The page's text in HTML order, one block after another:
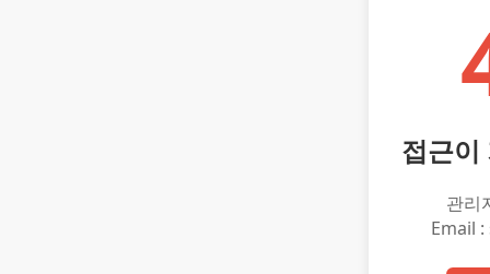
접근이
관리
Email